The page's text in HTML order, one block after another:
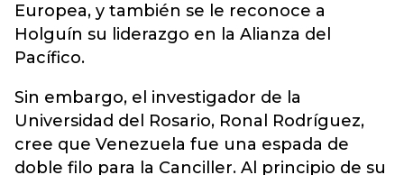
Europea, y también se le reconoce a
Holguín su liderazgo en la Alianza del
Pacífico.
Sin embargo, el investigador de la
Universidad del Rosario, Ronal Rodríguez,
cree que Venezuela fue una espada de
doble filo para la Canciller. Al principio de su